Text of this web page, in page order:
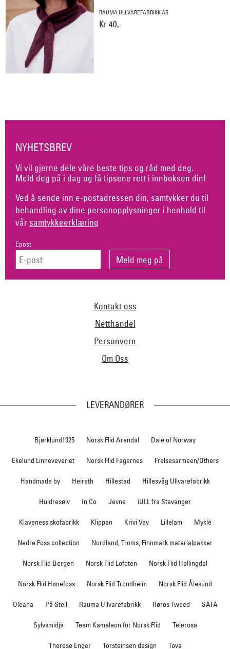
RAUMA ULLVAREFABRIKK AS
Kr 40,-
NYHETSBREV
Vi vil gjerne dele våre beste tips og råd med deg.
Meld deg på i dag og få tipsene rett i innboksen din!
Ved å sende inn e-postadressen din, samtykker du til
behandling av dine personopplysninger i henhold til
vår samtykkeerklæring
Epost
Kontakt oss
Netthandel
Personvern
Om Oss
LEVERANDØRER
Bjørklund1925 Norsk Flid Arendal Dale of Norway
Ekelund Linneveveriet Norsk Flid Fagernes Frelsesarmeen/Others
Handmade by Heireth Hillestad Hillesvåg Ullvarefabrikk
Huldresølv In Co Jevne iULL fra Stavanger
Klaveness skofabrikk Klippan Krivi Vev Lillelam Myklé
Nedre Foss collection Nordland, Troms, Finnmark materialpakker
Norsk Flid Bergen Norsk Flid Lofoten Norsk Flid Hallingdal
Norsk Flid Hønefoss Norsk Flid Trondheim Norsk Flid Ålesund
Oleana På Stell Rauma Ullvarefabrikk Røros Tweed SAFA
Sylvsmidja Team Kameleon for Norsk Flid Telerosa
Therese Enger Torsteinsen design Tova